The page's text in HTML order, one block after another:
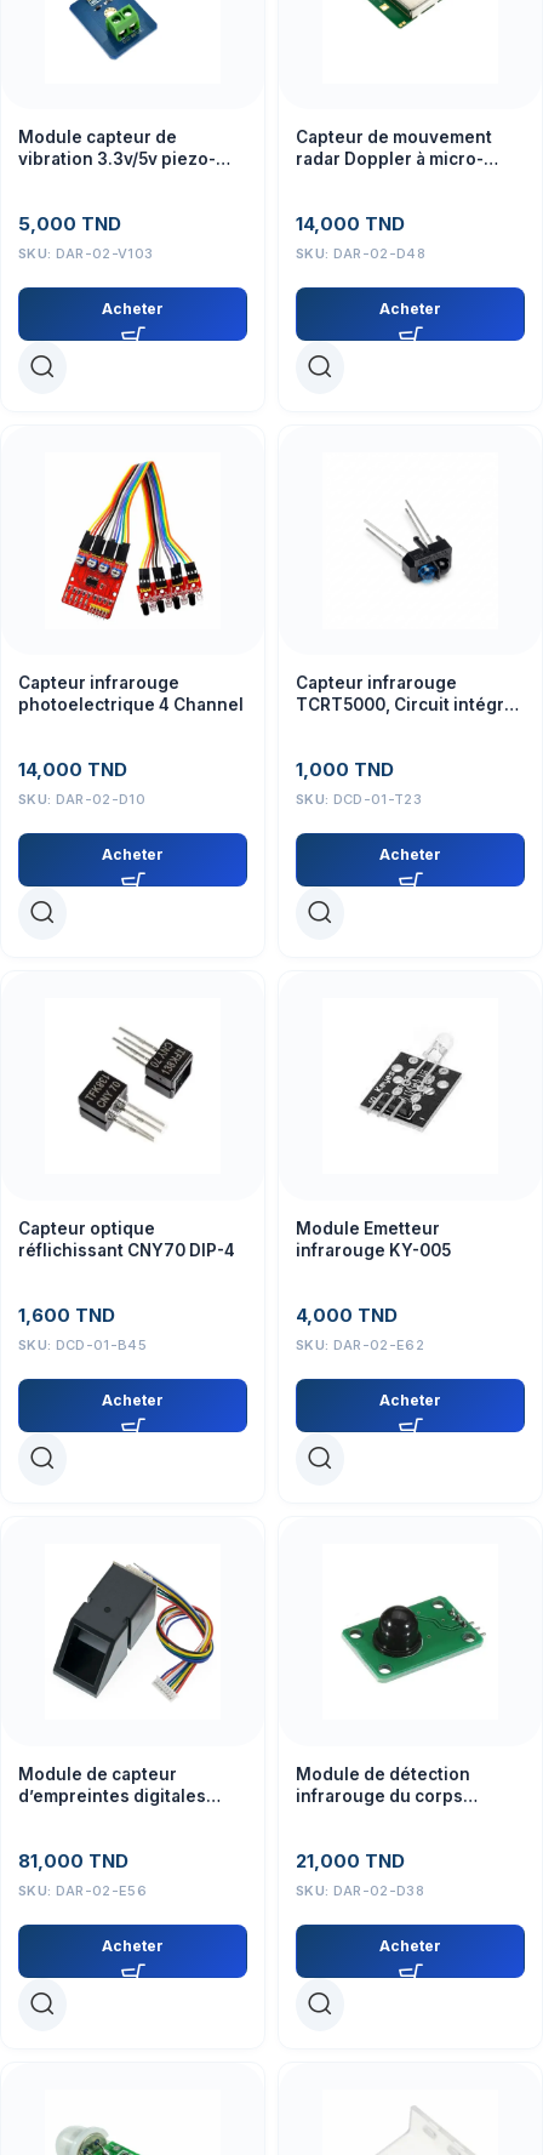
Module capteur de
vibration 3.3v/5v piezo-
5,000 TND
SKU: DAR-02-V103
Acheter
Capteur de mouvement
radar Doppler à micro-
14,000 TND
SKU: DAR-02-D48
Acheter
Capteur infrarouge
photoelectrique 4 Channel
14,000 TND
SKU: DAR-02-D10
Acheter
Capteur infrarouge
TCRT5000, Circuit intégré
1,000 TND
SKU: DCD-01-T23
Acheter
Capteur optique
réflichissant CNY70 DIP-4
1,600 TND
SKU: DCD-01-B45
Acheter
Module Emetteur
infrarouge KY-005
4,000 TND
SKU: DAR-02-E62
Acheter
Module de capteur
d’empreintes digitales
81,000 TND
SKU: DAR-02-E56
Acheter
Module de détection
infrarouge du corps
21,000 TND
SKU: DAR-02-D38
Acheter